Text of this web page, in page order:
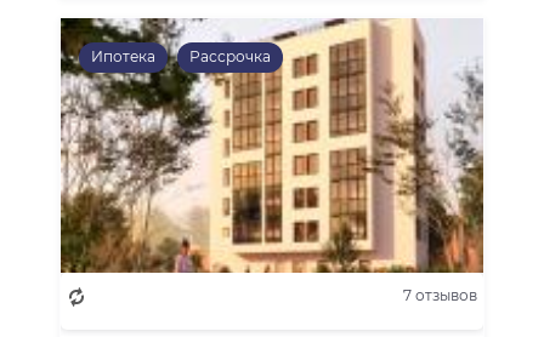
Ипотека Рассрочка
7 отзывов